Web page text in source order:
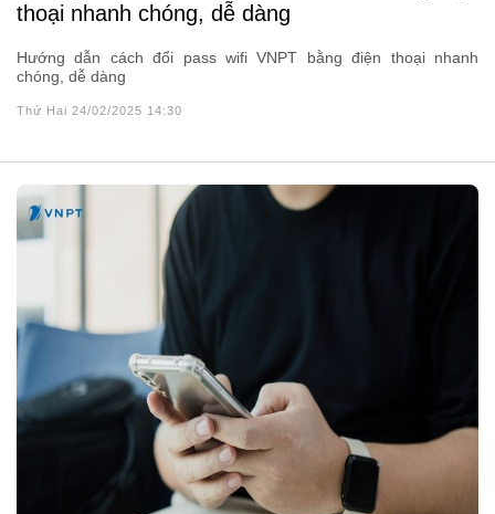
thoại nhanh chóng, dễ dàng
Hướng dẫn cách đổi pass wifi VNPT bằng điện thoại nhanh
chóng, dễ dàng
Thứ Hai 24/02/2025 14:30